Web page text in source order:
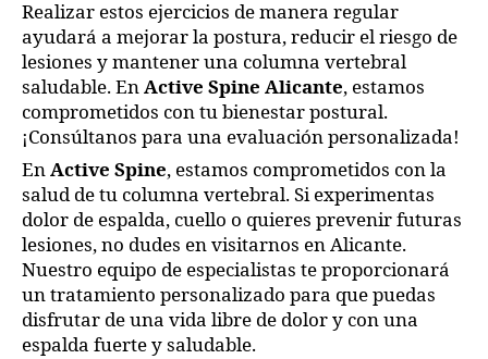
Realizar estos ejercicios de manera regular
ayudará a mejorar la postura, reducir el riesgo de
lesiones y mantener una columna vertebral
saludable. EnActive Spine Alicante, estamos
comprometidos con tu bienestar postural.
¡Consúltanos para una evaluación personalizada!
EnActive Spine, estamos comprometidos con la
salud de tu columna vertebral. Si experimentas
dolor de espalda, cuello o quieres prevenir futuras
lesiones, no dudes en visitarnos en Alicante.
Nuestro equipo de especialistas te proporcionará
un tratamiento personalizado para que puedas
disfrutar de una vida libre de dolor y con una
espalda fuerte y saludable.